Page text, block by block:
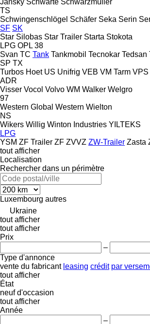
TS
Schwingenschlögel Schäfer Seka Serin
SF SK
Star Silobas Star Trailer Starta Stokota
LPG OPL 38
Svan TC Tank Tankmobil Tecnokar Tedsan
SP TX
Turbos Hoet US Unifrig VEB VM Tarm VPS
ADR
Visser Vocol Volvo WM Walker Welgro
97
Western Global Western Wielton
NS
Wikers Willig Winton Industries YILTEKS
LPG
YSM ZF Trailer ZF ZVVZ ZW-Trailer Zasta
tout afficher
Localisation
Rechercher dans un périmètre
Luxembourg autres
Ukraine
tout afficher
tout afficher
Prix
–
Type d'annonce
vente du fabricant leasing crédit par
tout afficher
État
neuf d'occasion
tout afficher
Année
–